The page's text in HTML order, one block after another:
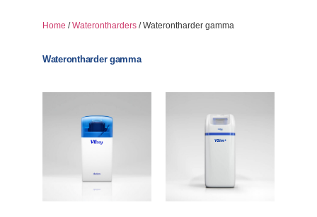
Home /Waterontharders / Waterontharder gamma
Waterontharder gamma